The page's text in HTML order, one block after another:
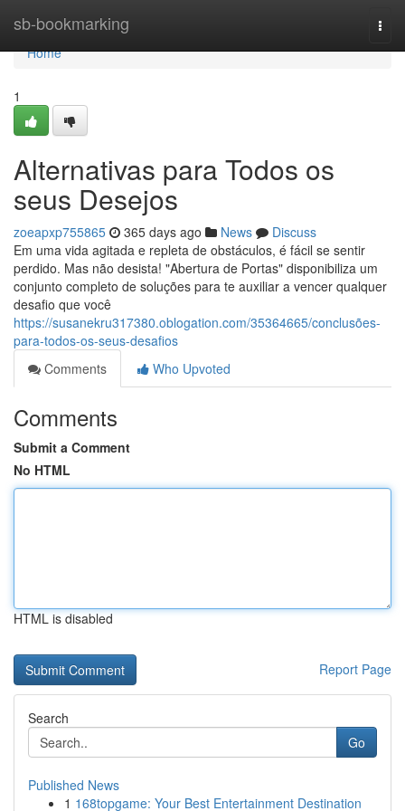
sb-bookmarking
Home
Home
1
Alternativas para Todos os
seus Desejos
zoeapxp755865 365 days ago News
Discuss
Em uma vida agitada e repleta de obstáculos, é fácil se sentir
perdido. Mas não desista! "Abertura de Portas" disponibiliza um
conjunto completo de soluções para te auxiliar a vencer qualquer
desafio que você
https://susanekru317380.oblogation.com/35364665/conclusões-
para-todos-os-seus-desafios
Comments
Who Upvoted
Comments
Submit a Comment
No HTML
HTML is disabled
Report Page
Search
Go
Published News
1 168topgame: Your Best Entertainment Destination